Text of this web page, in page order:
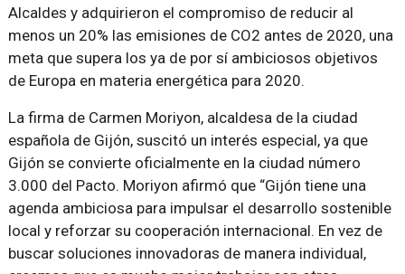
Alcaldes y adquirieron el compromiso de reducir al
menos un 20% las emisiones de CO2 antes de 2020, una
meta que supera los ya de por sí ambiciosos objetivos
de Europa en materia energética para 2020.
La firma de Carmen Moriyon, alcaldesa de la ciudad
española de Gijón, suscitó un interés especial, ya que
Gijón se convierte oficialmente en la ciudad número
3.000 del Pacto. Moriyon afirmó que “Gijón tiene una
agenda ambiciosa para impulsar el desarrollo sostenible
local y reforzar su cooperación internacional. En vez de
buscar soluciones innovadoras de manera individual,